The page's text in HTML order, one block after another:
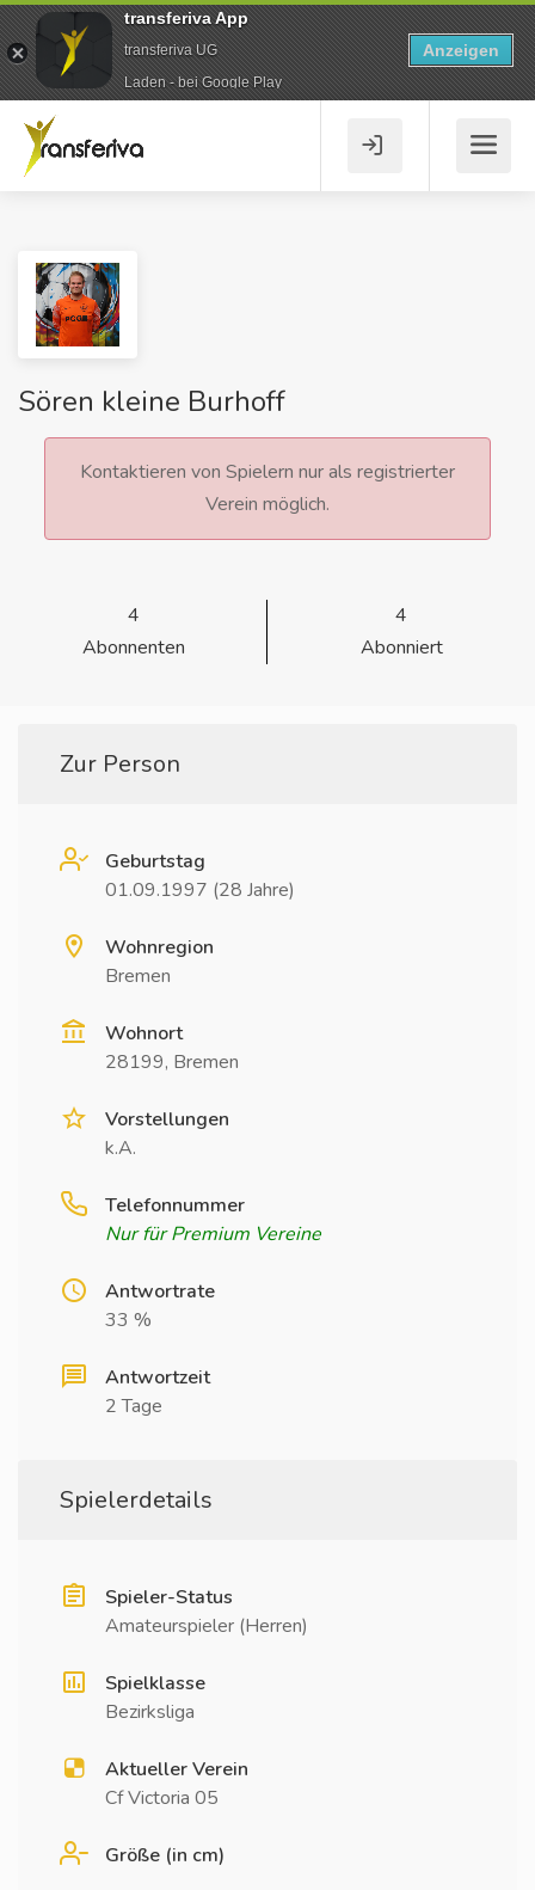
Sören kleine Burhoff
Kontaktieren von Spielern nur als registrierter
Verein möglich.
4
Abonnenten
4
Abonniert
Zur Person
Geburtstag
01.09.1997 (28 Jahre)
Wohnregion
Bremen
Wohnort
28199, Bremen
Vorstellungen
k.A.
Telefonnummer
Nur für Premium Vereine
Antwortrate
33 %
Antwortzeit
2 Tage
Spielerdetails
Spieler-Status
Amateurspieler (Herren)
Spielklasse
Bezirksliga
Aktueller Verein
Cf Victoria 05
Größe (in cm)
transferiva App
transferiva UG
Laden - bei Google Play
Anzeigen